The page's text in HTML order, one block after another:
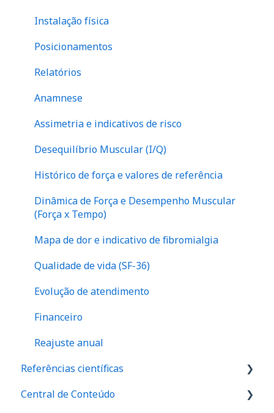
Instalação física
Posicionamentos
Relatórios
Anamnese
Assimetria e indicativos de risco
Desequilíbrio Muscular (I/Q)
Histórico de força e valores de referência
Dinâmica de Força e Desempenho Muscular
(Força x Tempo)
Mapa de dor e indicativo de fibromialgia
Qualidade de vida (SF-36)
Evolução de atendimento
Financeiro
Reajuste anual
Referências científicas
Valores de referência de força
Central de Conteúdo